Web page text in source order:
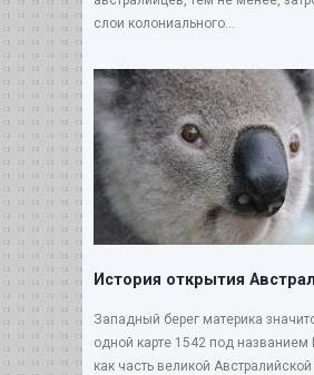
слои колониального...
История открытия
Западный берег материка
одной карте 1542 под
как часть великой